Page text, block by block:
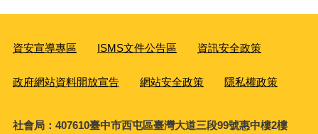
資安宣導專區 ISMS文件公告區 資訊安全政策
政府網站資料開放宣告 網站安全政策 隱私權政策
社會局：407610臺中市西屯區臺灣大道三段99號惠中樓2樓